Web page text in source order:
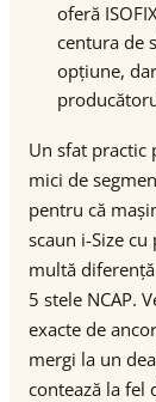
oferă
centura de
opțiune,
Un sfat practic
mici de
pentru că
scaun i-Size
multă
5 stele NCAP.
exacte de
mergi la un
contează la fel